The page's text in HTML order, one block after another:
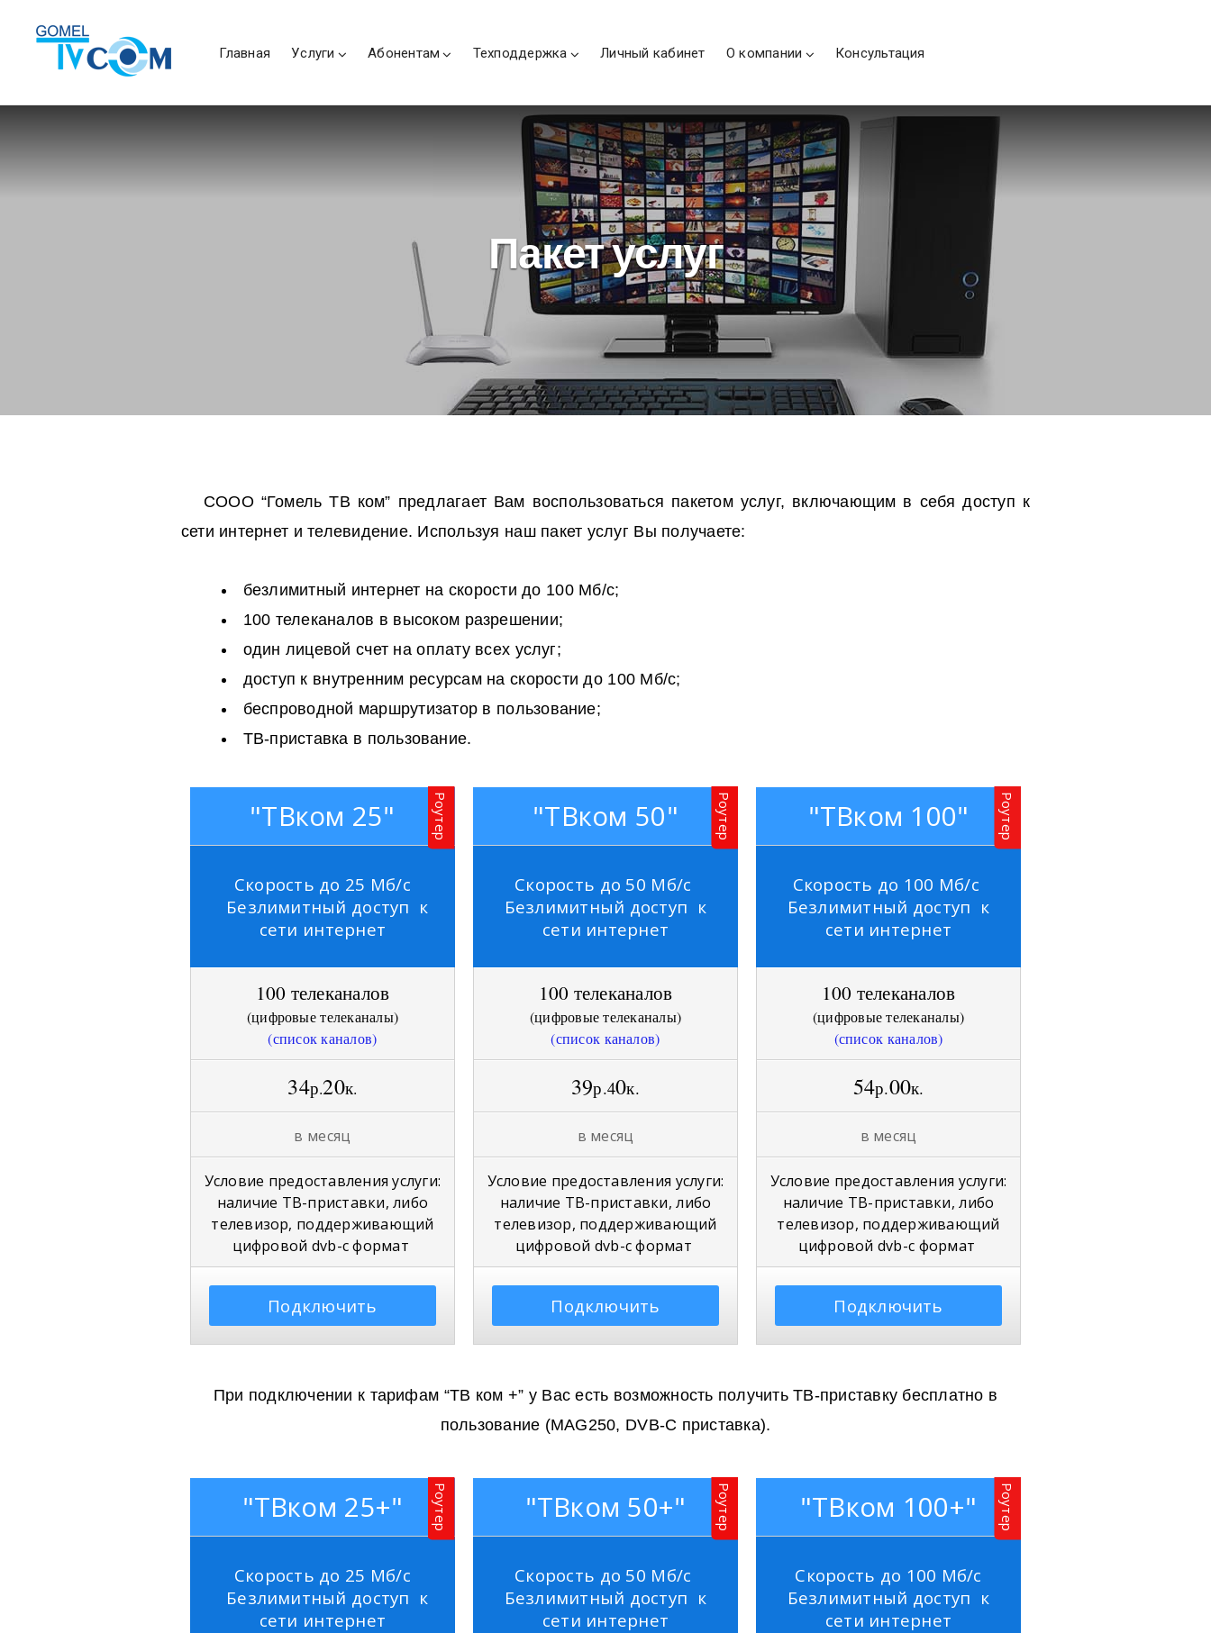
Главная Услуги Абонентам Техподдержка Личный кабинет О компании Консультация
Пакет услуг
СООО “Гомель ТВ ком” предлагает Вам воспользоваться пакетом услуг, включающим в себя доступ к
сети интернет и телевидение. Используя наш пакет услуг Вы получаете:
безлимитный интернет на скорости до 100 Мб/с;
100 телеканалов в высоком разрешении;
один лицевой счет на оплату всех услуг;
доступ к внутренним ресурсам на скорости до 100 Мб/с;
беспроводной маршрутизатор в пользование;
ТВ-приставка в пользование.
"ТВком 25"
Скорость до 25 Мб/с
Безлимитный доступ к
сети интернет
100 телеканалов
(цифровые телеканалы)
(список каналов)
34р.20к.
в месяц
Условие предоставления услуги:
наличие ТВ-приставки, либо
телевизор, поддерживающий
цифровой dvb-c формат
Подключить
Роутер "ТВком 50"
Скорость до 50 Мб/с
Безлимитный доступ к
сети интернет
100 телеканалов
(цифровые телеканалы)
(список каналов)
39р.40к.
в месяц
Условие предоставления услуги:
наличие ТВ-приставки, либо
телевизор, поддерживающий
цифровой dvb-c формат
Подключить
Роутер "ТВком 100"
Скорость до 100 Мб/с
Безлимитный доступ к
сети интернет
100 телеканалов
(цифровые телеканалы)
(список каналов)
54р.00к.
в месяц
Условие предоставления услуги:
наличие ТВ-приставки, либо
телевизор, поддерживающий
цифровой dvb-c формат
Подключить
Роутер
При подключении к тарифам “ТВ ком +” у Вас есть возможность получить ТВ-приставку бесплатно в
пользование (MAG250, DVB-C приставка).
"ТВком 25+"
Скорость до 25 Мб/с
Безлимитный доступ к
сети интернет
Роутер "ТВком 50+"
Скорость до 50 Мб/с
Безлимитный доступ к
сети интернет
Роутер "ТВком 100+"
Скорость до 100 Мб/с
Безлимитный доступ к
сети интернет
Роутер